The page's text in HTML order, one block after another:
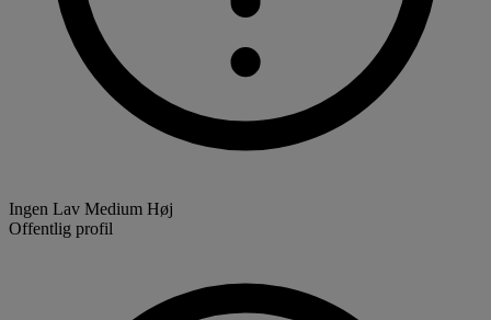
Ingen Lav Medium Høj
Offentlig profil